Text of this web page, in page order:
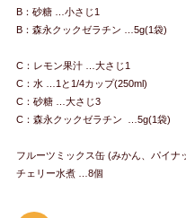
B：砂糖 …小さじ1
B：森永クックゼラチン …5g(1袋)
C：レモン果汁 …大さじ1
C：水 …1と1/4カップ(250ml)
C：砂糖 …大さじ3
C：森永クックゼラチン …5g(1袋)
フルーツミックス缶 (みかん、パイ
チェリー水煮 …8個